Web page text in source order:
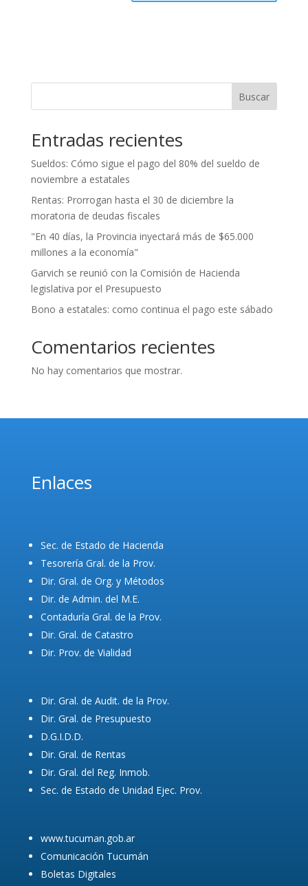
Buscar
Entradas recientes
Sueldos: Cómo sigue el pago del 80% del sueldo de
noviembre a estatales
Rentas: Prorrogan hasta el 30 de diciembre la
moratoria de deudas fiscales
"En 40 días, la Provincia inyectará más de $65.000
millones a la economía"
Garvich se reunió con la Comisión de Hacienda
legislativa por el Presupuesto
Bono a estatales: como continua el pago este sábado
Comentarios recientes
No hay comentarios que mostrar.
Enlaces
Sec. de Estado de Hacienda
Tesorería Gral. de la Prov.
Dir. Gral. de Org. y Métodos
Dir. de Admin. del M.E.
Contaduría Gral. de la Prov.
Dir. Gral. de Catastro
Dir. Prov. de Vialidad
Dir. Gral. de Audit. de la Prov.
Dir. Gral. de Presupuesto
D.G.I.D.D.
Dir. Gral. de Rentas
Dir. Gral. del Reg. Inmob.
Sec. de Estado de Unidad Ejec. Prov.
www.tucuman.gob.ar
Comunicación Tucumán
Boletas Digitales